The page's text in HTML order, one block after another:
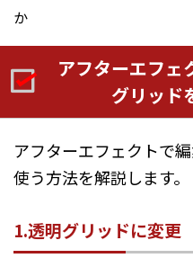
か
アフターエフェ
グリッド
アフターエフェクトで
使う方法を解説します。
1.透明グリッドに変更